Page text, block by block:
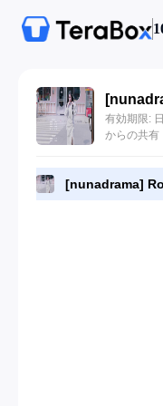
有効期限:
からの共有